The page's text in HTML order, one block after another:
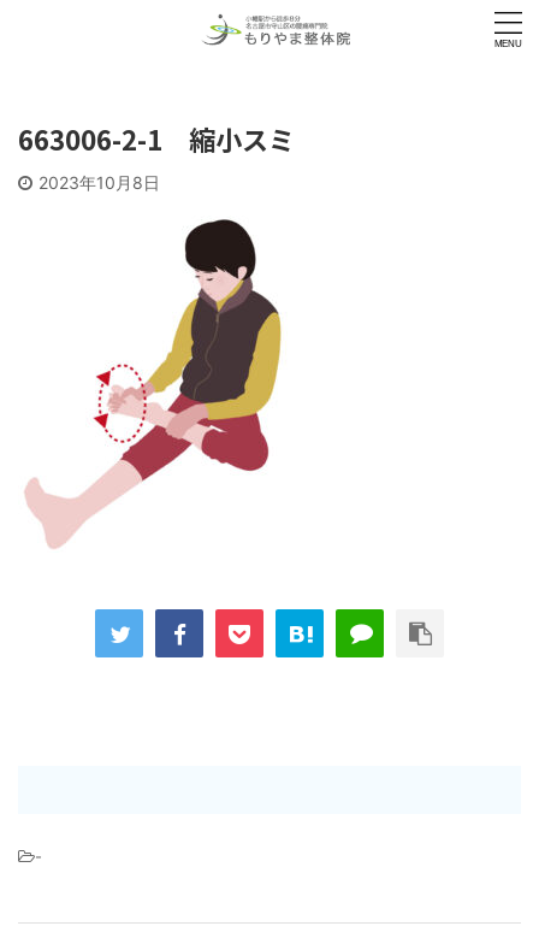
663006-2-1 縮小スミ
2023年10月8日
-